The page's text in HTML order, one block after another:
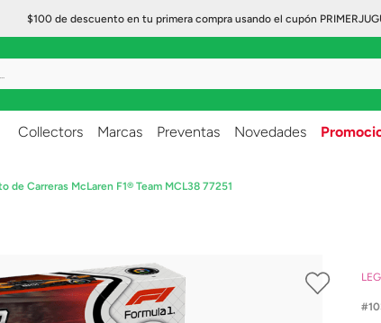
$100 de descuento en tu primera compra usando el cupón
Collectors Marcas Preventas Novedades
de Carreras McLaren F1® Team MCL38 77251